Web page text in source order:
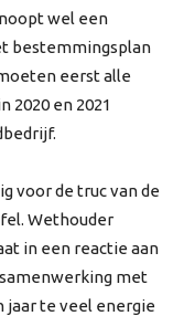
wel een
bestemmingsplan
eerst alle
2020 en 2021
voor de truc van de
Wethouder
in een reactie aan
met
jaar te veel energie